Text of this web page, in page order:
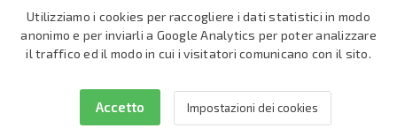
Utilizziamo i cookies per raccogliere i dati statistici in modo
anonimo e per inviarli a Google Analytics per poter analizzare
il traffico ed il modo in cui i visitatori comunicano con il sito.
Accetto Impostazioni dei cookies